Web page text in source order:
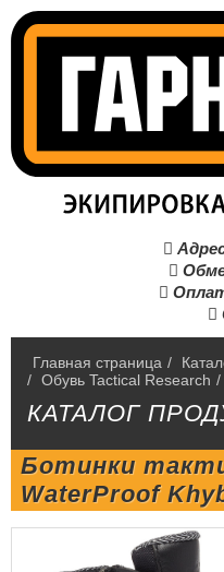




Главная страница /
/ Обувь Tactical Research /
КАТАЛОГ
Ботинки
WaterProof